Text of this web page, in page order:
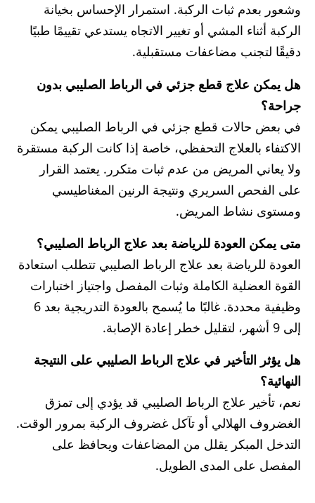
وشعور بعدم ثبات الركبة. استمرار الإحساس بخيانة
الركبة أثناء المشي أو تغيير الاتجاه يستدعي تقييمًا طبيًا
دقيقًا لتجنب مضاعفات مستقبلية.
هل يمكن علاج قطع جزئي في الرباط الصليبي بدون
جراحة؟
في بعض حالات قطع جزئي في الرباط الصليبي يمكن
الاكتفاء بالعلاج التحفظي، خاصة إذا كانت الركبة مستقرة
ولا يعاني المريض من عدم ثبات متكرر. يعتمد القرار
على الفحص السريري ونتيجة الرنين المغناطيسي
ومستوى نشاط المريض.
متى يمكن العودة للرياضة بعد علاج الرباط الصليبي؟
العودة للرياضة بعد علاج الرباط الصليبي تتطلب استعادة
القوة العضلية الكاملة وثبات المفصل واجتياز اختبارات
وظيفية محددة. غالبًا ما يُسمح بالعودة التدريجية بعد 6
إلى 9 أشهر، لتقليل خطر إعادة الإصابة.
هل يؤثر التأخير في علاج الرباط الصليبي على النتيجة
النهائية؟
نعم، تأخير علاج الرباط الصليبي قد يؤدي إلى تمزق
الغضروف الهلالي أو تآكل غضروف الركبة بمرور الوقت.
التدخل المبكر يقلل من المضاعفات ويحافظ على
المفصل على المدى الطويل.